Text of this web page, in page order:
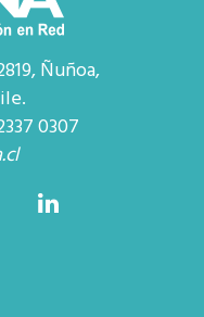
Ñuñoa,
0307